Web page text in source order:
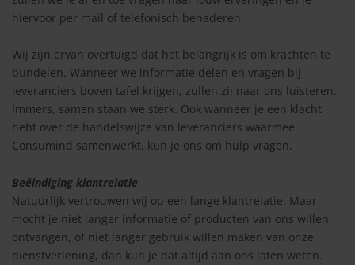
hiervoor per mail of telefonisch benaderen.
Wij zijn ervan overtuigd dat het belangrijk is om krachten te
bundelen. Wanneer we informatie delen en vragen bij
leveranciers boven tafel krijgen, zullen zij naar ons luisteren.
Immers, samen staan we sterk. Ook wanneer je een klacht
hebt over de handelswijze van leveranciers waarmee
Consumind samenwerkt, kun je ons om hulp vragen.
Beëindiging klantrelatie
Natuurlijk vertrouwen wij op een lange klantrelatie. Maar
mocht je niet langer informatie of producten van ons willen
ontvangen, of niet langer gebruik willen maken van onze
dienstverlening, dan kun je dat altijd aan ons laten weten.